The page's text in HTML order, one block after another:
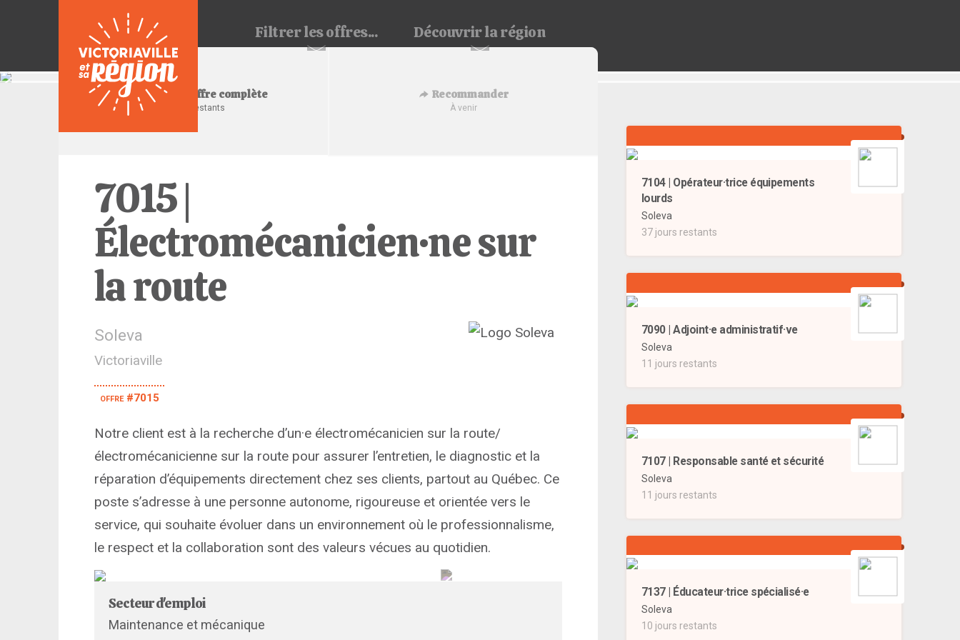
Filtrerles offres... Découvrirla région
Consulter l'offre complète
8 jours restants
Recommander
À venir
7015 |
Électromécanicien·ne sur
la route
Soleva
Victoriaville
offre #7015
Notre client est à la recherche d’un·e électromécanicien sur la route/
électromécanicienne sur la route pour assurer l’entretien, le diagnostic et la
réparation d’équipements directement chez ses clients, partout au Québec. Ce
poste s’adresse à une personne autonome, rigoureuse et orientée vers le
service, qui souhaite évoluer dans un environnement où le professionnalisme,
le respect et la collaboration sont des valeurs vécues au quotidien.
Secteur d'emploi
Maintenance et mécanique
7104 | Opérateur·trice équipements
lourds
Soleva
37 jours restants
7090 | Adjoint·e administratif·ve
Soleva
11 jours restants
7107 | Responsable santé et sécurité
Soleva
11 jours restants
7137 | Éducateur·trice spécialisé·e
Soleva
10 jours restants